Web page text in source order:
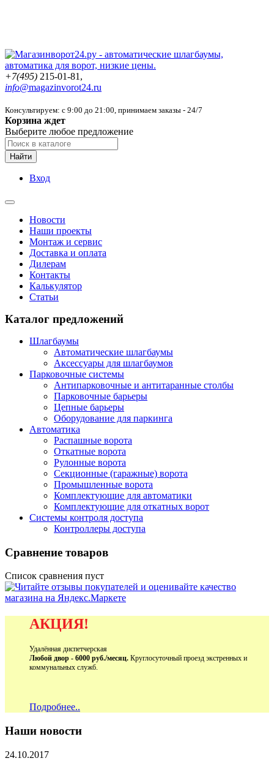
+7(495) 215-01-81,
info@magazinvorot24.ru
Консультируем: с 9:00 до 21:00, принимаем заказы - 24/7
Корзина ждет
Выберите любое предложение
Найти
Вход
Новости
Наши проекты
Монтаж и сервис
Доставка и оплата
Дилерам
Контакты
Калькулятор
Статьи
Каталог предложений
Шлагбаумы
Автоматические шлагбаумы
Аксессуары для шлагбаумов
Парковочные системы
Антипарковочные и антитаранные столбы
Парковочные барьеры
Цепные барьеры
Оборудование для паркинга
Автоматика
Распашные ворота
Откатные ворота
Рулонные ворота
Секционные (гаражные) ворота
Промышленные ворота
Комплектующие для автоматики
Комплектующие для откатных ворот
Системы контроля доступа
Контроллеры доступа
Сравнение товаров
Список сравнения пуст
АКЦИЯ!
Удалённая диспетчерская
Любой двор - 6000 руб./месяц. Круглосуточный проезд экстренных и
коммунальных служб.
Подробнее..
Наши новости
24.10.2017